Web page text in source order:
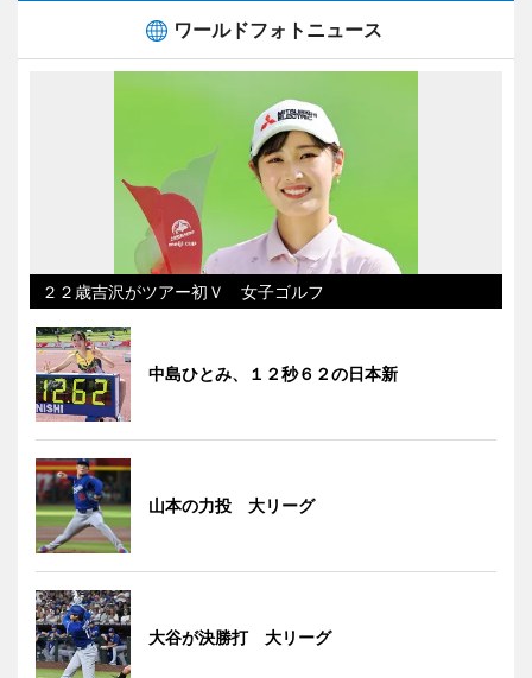
ワールドフォトニュース
２２歳吉沢がツアー初Ｖ 女子ゴルフ
中島ひとみ、１２秒６２の日本新
山本の力投 大リーグ
大谷が決勝打 大リーグ